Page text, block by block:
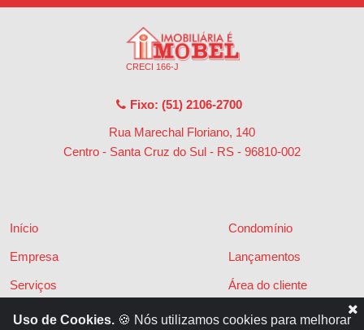
CRECI 166-J
Fixo: (51) 2106-2700
Rua Marechal Floriano, 140
Centro - Santa Cruz do Sul - RS - 96810-002
Início
Empresa
Serviços
Financiamentos
Condomínio
Lançamentos
Área do cliente
Políticas de privacidade
Uso de Cookies. 🍪 Nós utilizamos cookies para melhorar